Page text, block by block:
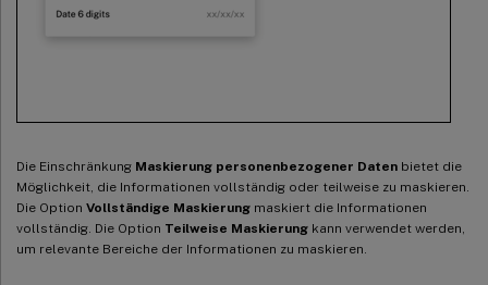
Die Einschränkung Maskierung personenbezogener Daten bietet die
Möglichkeit, die Informationen vollständig oder teilweise zu maskieren.
Die Option Vollständige Maskierung maskiert die Informationen
vollständig. Die Option Teilweise Maskierung kann verwendet werden,
um relevante Bereiche der Informationen zu maskieren.